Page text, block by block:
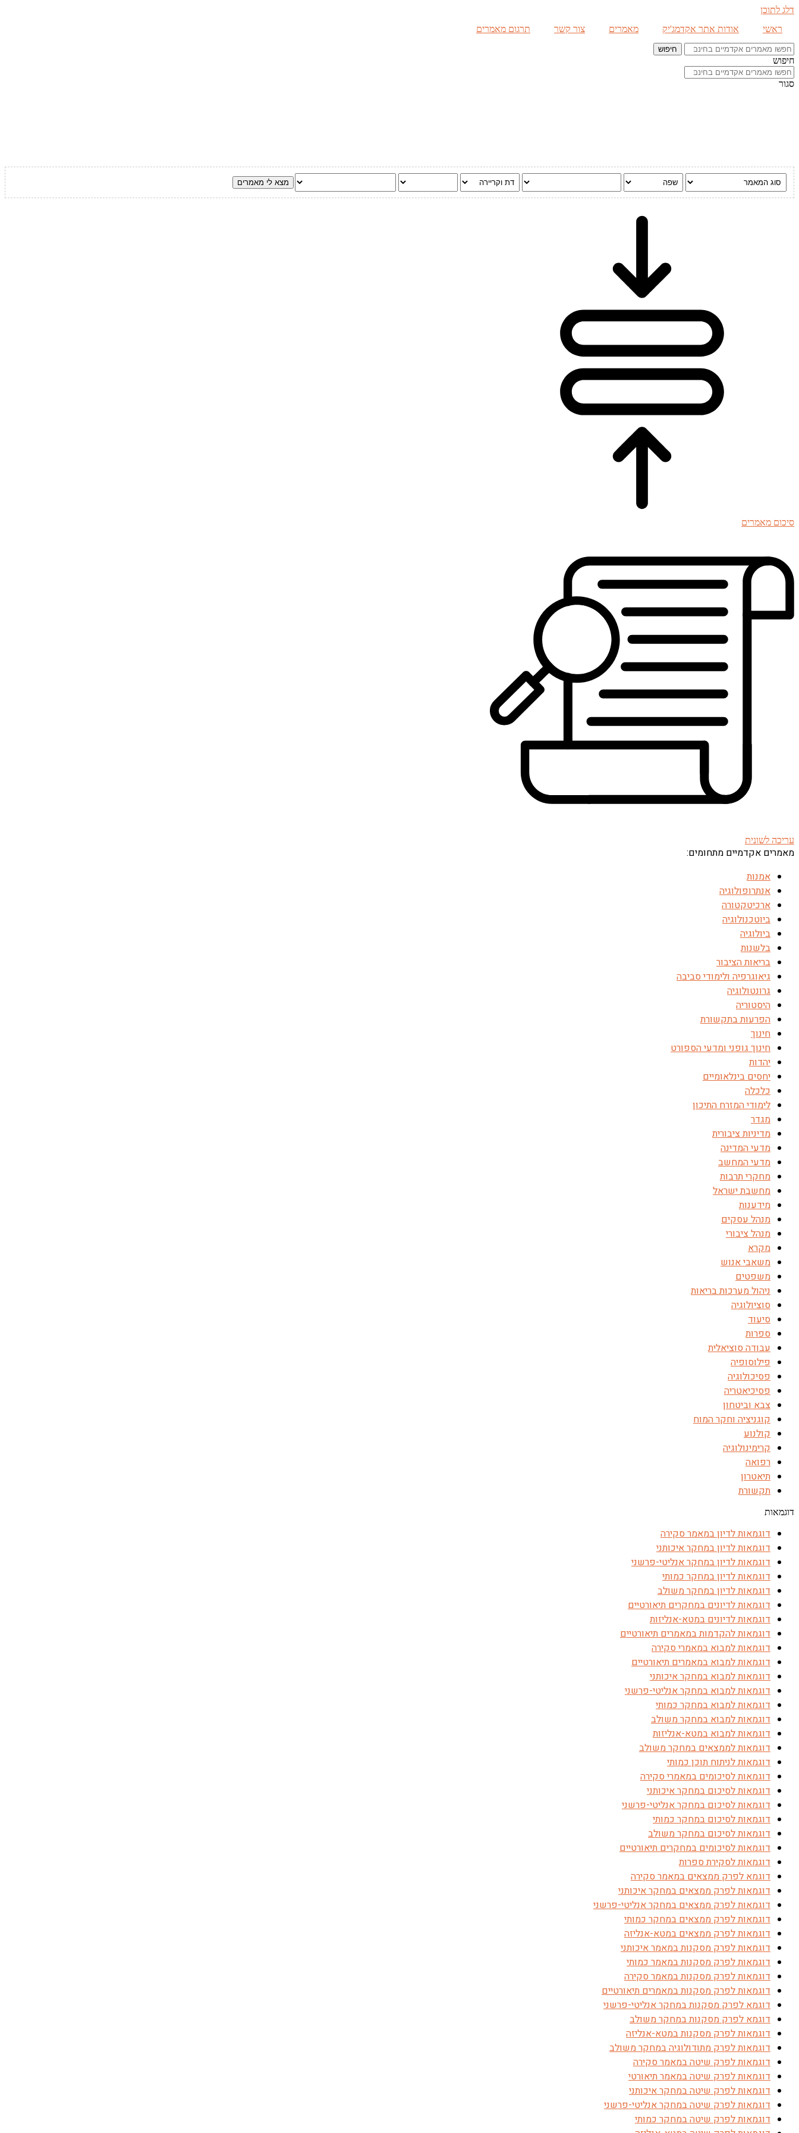
דלג לתוכן
ראשי
אודות אתר אקדמג'יק מאמרים צור קשר תרגום מאמרים
חיפוש
חיפוש
סגור
סיכום מאמרים
עריכה לשונית
מאמרים אקדמיים מתחומים:
אמנות
אנתרופולוגיה
ארכיטקטורה
ביוטכנולוגיה
ביולוגיה
בלשנות
בריאות הציבור
גיאוגרפיה ולימודי סביבה
גרונטולוגיה
היסטוריה
הפרעות בתקשורת
חינוך
חינוך גופני ומדעי הספורט
יהדות
יחסים בינלאומיים
כלכלה
לימודי המזרח התיכון
מגדר
מדיניות ציבורית
מדעי המדינה
מדעי המחשב
מחקרי תרבות
מחשבת ישראל
מידענות
מנהל עסקים
מנהל ציבורי
מקרא
משאבי אנוש
משפטים
ניהול מערכות בריאות
סוציולוגיה
סיעוד
ספרות
עבודה סוציאלית
פילוסופיה
פסיכולוגיה
פסיכיאטריה
צבא וביטחון
קוגניציה וחקר המוח
קולנוע
קרימינולוגיה
רפואה
תיאטרון
תקשורת
דוגמאות
דוגמאות לדיון במאמר סקירה
דוגמאות לדיון במחקר איכותני
דוגמאות לדיון במחקר אנליטי-פרשני
דוגמאות לדיון במחקר כמותי
דוגמאות לדיון במחקר משולב
דוגמאות לדיונים במחקרים תיאורטיים
דוגמאות לדיונים במטא-אנליזות
דוגמאות להקדמות במאמרים תיאורטיים
דוגמאות למבוא במאמרי סקירה
דוגמאות למבוא במאמרים תיאורטיים
דוגמאות למבוא במחקר איכותני
דוגמאות למבוא במחקר אנליטי-פרשני
דוגמאות למבוא במחקר כמותי
דוגמאות למבוא במחקר משולב
דוגמאות למבוא במטא-אנליזות
דוגמאות לממצאים במחקר משולב
דוגמאות לניתוח תוכן כמותי
דוגמאות לסיכומים במאמרי סקירה
דוגמאות לסיכום במחקר איכותני
דוגמאות לסיכום במחקר אנליטי-פרשני
דוגמאות לסיכום במחקר כמותי
דוגמאות לסיכום במחקר משולב
דוגמאות לסיכומים במחקרים תיאורטיים
דוגמאות לסקירת ספרות
דוגמא לפרק ממצאים במאמר סקירה
דוגמאות לפרק ממצאים במחקר איכותני
דוגמאות לפרק ממצאים במחקר אנליטי-פרשני
דוגמאות לפרק ממצאים במחקר כמותי
דוגמאות לפרק ממצאים במטא-אנליזה
דוגמאות לפרק מסקנות במאמר איכותני
דוגמאות לפרק מסקנות במאמר כמותי
דוגמאות לפרק מסקנות במאמר סקירה
דוגמאות לפרק מסקנות במאמרים תיאורטיים
דוגמא לפרק מסקנות במחקר אנליטי-פרשני
דוגמא לפרק מסקנות במחקר משולב
דוגמאות לפרק מסקנות במטא-אנליזה
דוגמאות לפרק מתודולוגיה במחקר משולב
דוגמאות לפרק שיטה במאמר סקירה
דוגמאות לפרק שיטה במאמר תיאורטי
דוגמאות לפרק שיטה במחקר איכותני
דוגמאות לפרק שיטה במחקר אנליטי-פרשני
דוגמאות לפרק שיטה במחקר כמותי